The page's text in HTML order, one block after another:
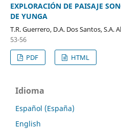
EXPLORACIÓN DE PAISAJE
DE YUNGA
T.R. Guerrero, D.A. Dos Santos, S.A.
53-56
PDF
HTML
Idioma
Español (España)
English